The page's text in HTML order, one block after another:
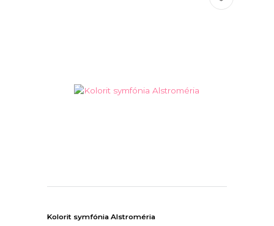
Kolorit symfónia Alstroméria